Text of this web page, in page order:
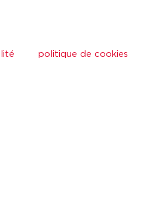
politique de cookies